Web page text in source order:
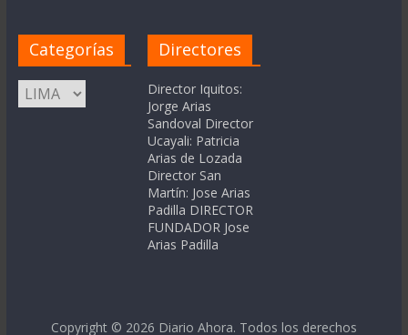
Categorías
Categorías
Directores
Director Iquitos:
Jorge Arias
Sandoval Director
Ucayali: Patricia
Arias de Lozada
Director San
Martín: Jose Arias
Padilla DIRECTOR
FUNDADOR Jose
Arias Padilla
Copyright © 2026 Diario Ahora. Todos los derechos